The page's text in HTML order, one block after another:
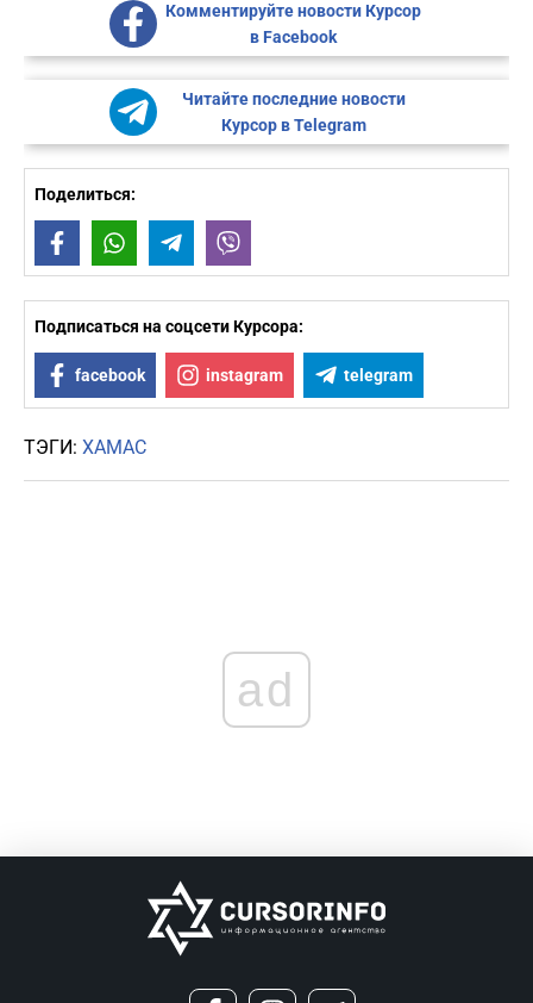
Комментируйте новости Курсор
в Facebook
Читайте последние новости
Курсор в Telegram
Поделиться:
FacebookWhatsAppTelegram
Подписаться на соцсети Курсора:
facebook instagram telegram
ТЭГИ: ХАМАС
ad